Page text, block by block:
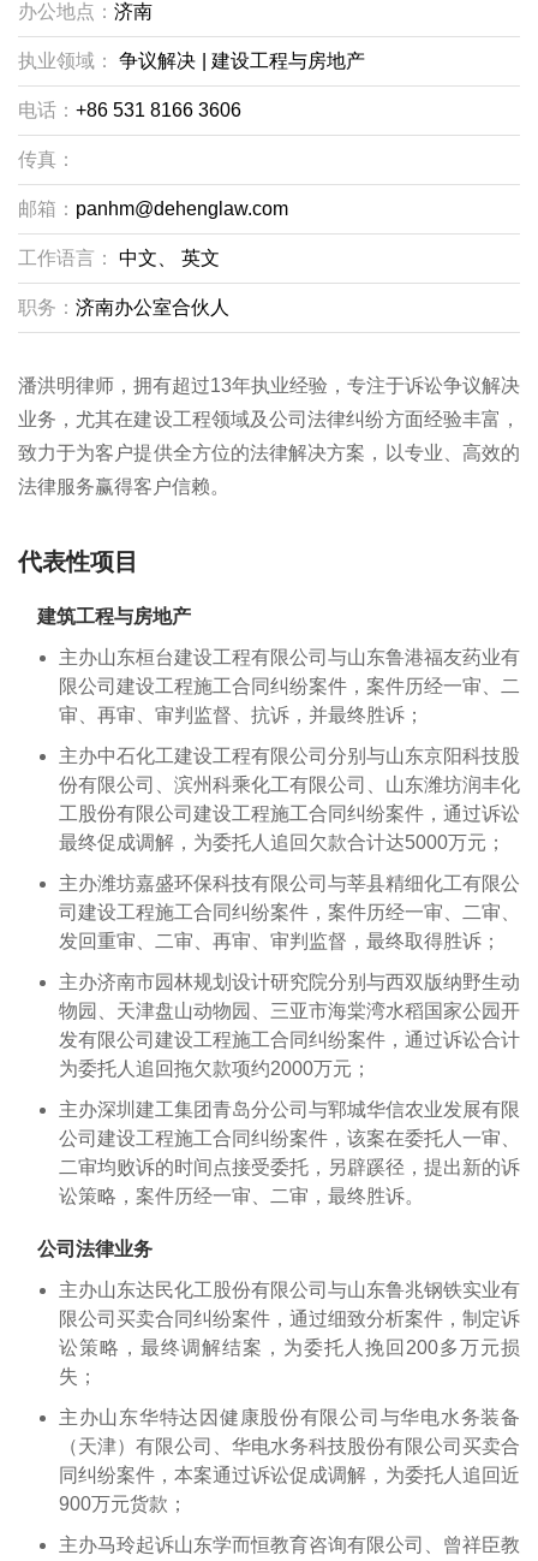
办公地点： 济南
执业领域： 争议解决 建设工程与房地产
电话： +86 531 8166 3606
传真：
邮箱： panhm@dehenglaw.com
工作语言： 中文、 英文
职务： 济南办公室合伙人
潘洪明律师，拥有超过13年执业经验，专注于诉讼争议解决
业务，尤其在建设工程领域及公司法律纠纷方面经验丰富，
致力于为客户提供全方位的法律解决方案，以专业、高效的
法律服务赢得客户信赖。
代表性项目
建筑工程与房地产
主办山东桓台建设工程有限公司与山东鲁港福友药业有
限公司建设工程施工合同纠纷案件，案件历经一审、二
审、再审、审判监督、抗诉，并最终胜诉；
主办中石化工建设工程有限公司分别与山东京阳科技股
份有限公司、滨州科乘化工有限公司、山东潍坊润丰化
工股份有限公司建设工程施工合同纠纷案件，通过诉讼
最终促成调解，为委托人追回欠款合计达5000万元；
主办潍坊嘉盛环保科技有限公司与莘县精细化工有限公
司建设工程施工合同纠纷案件，案件历经一审、二审、
发回重审、二审、再审、审判监督，最终取得胜诉；
主办济南市园林规划设计研究院分别与西双版纳野生动
物园、天津盘山动物园、三亚市海棠湾水稻国家公园开
发有限公司建设工程施工合同纠纷案件，通过诉讼合计
为委托人追回拖欠款项约2000万元；
主办深圳建工集团青岛分公司与郓城华信农业发展有限
公司建设工程施工合同纠纷案件，该案在委托人一审、
二审均败诉的时间点接受委托，另辟蹊径，提出新的诉
讼策略，案件历经一审、二审，最终胜诉。
公司法律业务
主办山东达民化工股份有限公司与山东鲁兆钢铁实业有
限公司买卖合同纠纷案件，通过细致分析案件，制定诉
讼策略，最终调解结案，为委托人挽回200多万元损
失；
主办山东华特达因健康股份有限公司与华电水务装备
（天津）有限公司、华电水务科技股份有限公司买卖合
同纠纷案件，本案通过诉讼促成调解，为委托人追回近
900万元货款；
主办马玲起诉山东学而恒教育咨询有限公司、曾祥臣教